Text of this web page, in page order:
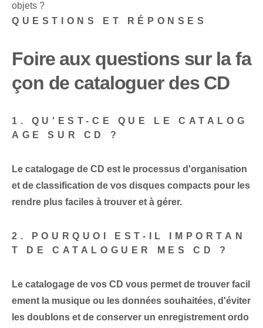
objets ?
QUESTIONS ET RÉPONSES
Foire aux questions sur la fa
çon de cataloguer des CD
1. QU'EST-CE QUE LE CATALOG
AGE SUR CD ?
Le catalogage de CD ‌est le processus d'organisation‌
et de classification de vos disques compacts ⁤pour les
rendre plus faciles à trouver et à gérer.
2. POURQUOI EST-IL IMPORTAN
T DE CATALOGUER MES CD ?
Le catalogage de vos CD vous permet de trouver facil
ement la musique ou les données souhaitées, d'éviter
les doublons et de conserver un enregistrement ordo